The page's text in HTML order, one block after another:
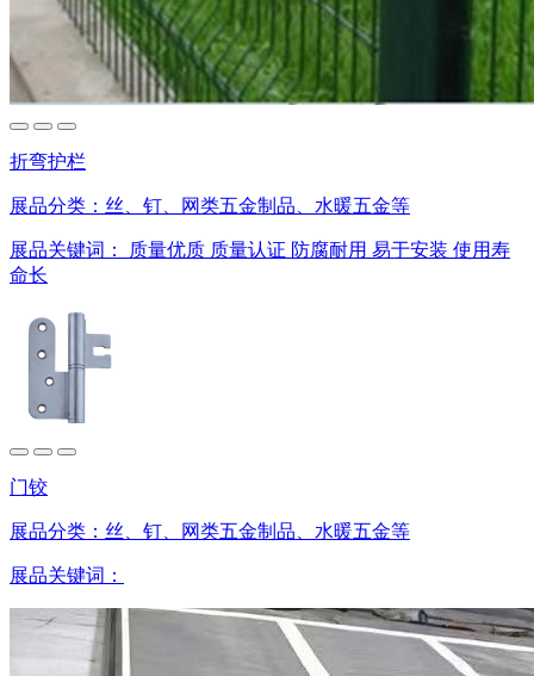
折弯护栏
展品分类： 丝、钉、网类五金制品、水暖五金等
展品关键词： 质量优质 质量认证 防腐耐用 易于安装 使用寿
命长
门铰
展品分类： 丝、钉、网类五金制品、水暖五金等
展品关键词：